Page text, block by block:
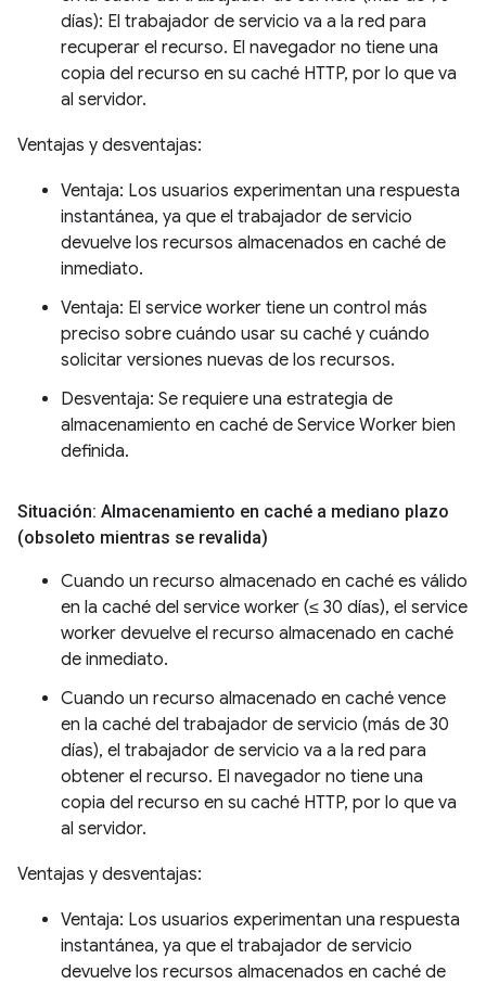
días): El trabajador de servicio va a la red para
recuperar el recurso. El navegador no tiene una
copia del recurso en su caché HTTP, por lo que va
al servidor.
Ventajas y desventajas:
Ventaja: Los usuarios experimentan una respuesta
instantánea, ya que el trabajador de servicio
devuelve los recursos almacenados en caché de
inmediato.
Ventaja: El service worker tiene un control más
preciso sobre cuándo usar su caché y cuándo
solicitar versiones nuevas de los recursos.
Desventaja: Se requiere una estrategia de
almacenamiento en caché de Service Worker bien
definida.
Situación: Almacenamiento en caché a mediano plazo
(obsoleto mientras se revalida)
Cuando un recurso almacenado en caché es válido
en la caché del service worker (≤ 30 días), el service
worker devuelve el recurso almacenado en caché
de inmediato.
Cuando un recurso almacenado en caché vence
en la caché del trabajador de servicio (más de 30
días), el trabajador de servicio va a la red para
obtener el recurso. El navegador no tiene una
copia del recurso en su caché HTTP, por lo que va
al servidor.
Ventajas y desventajas:
Ventaja: Los usuarios experimentan una respuesta
instantánea, ya que el trabajador de servicio
devuelve los recursos almacenados en caché de